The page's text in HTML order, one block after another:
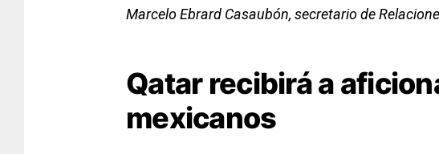
Marcelo Ebrard Casaubón, secretario de
Qatar recibirá a
mexicanos